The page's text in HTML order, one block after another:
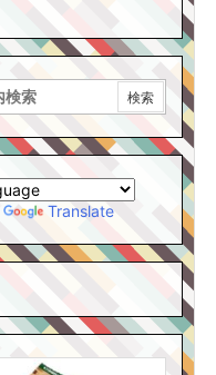
Translate